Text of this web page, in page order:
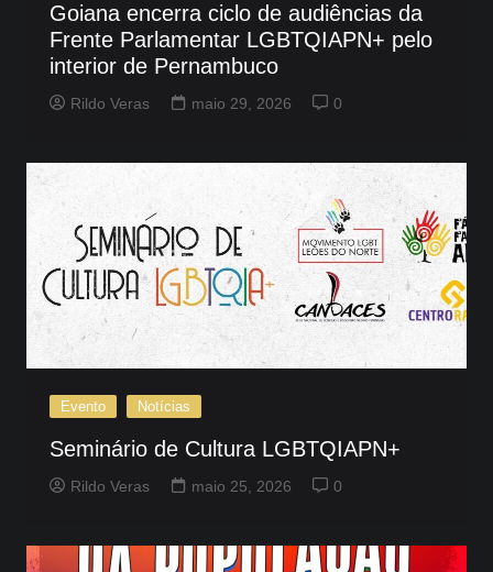
Goiana encerra ciclo de audiências da
Frente Parlamentar LGBTQIAPN+ pelo
interior de Pernambuco
Rildo Veras maio 29, 2026 0
Evento Notícias
Seminário de Cultura LGBTQIAPN+
Rildo Veras maio 25, 2026 0